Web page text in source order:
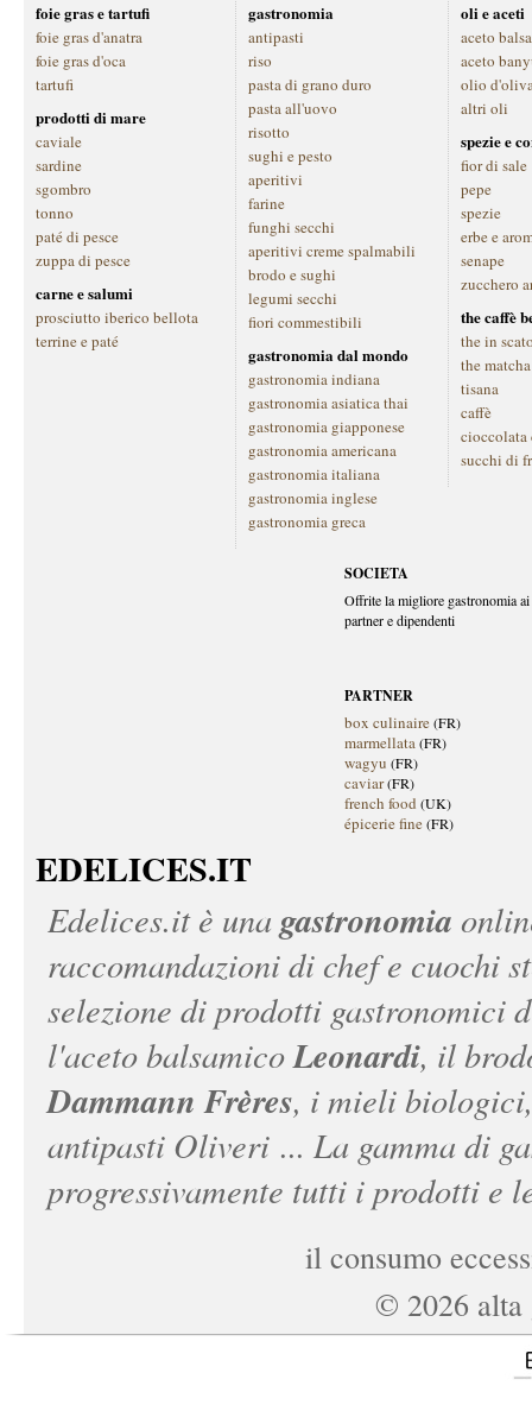
foie gras e tartufi
foie gras d'anatra
foie gras d'oca
tartufi
prodotti di mare
caviale
sardine
sgombro
tonno
paté di pesce
zuppa di pesce
carne e salumi
prosciutto iberico bellota
terrine e paté
gastronomia
antipasti
riso
pasta di grano duro
pasta all'uovo
risotto
sughi e pesto
aperitivi
farine
funghi secchi
aperitivi creme spalmabili
brodo e sughi
legumi secchi
fiori commestibili
gastronomia dal mondo
gastronomia indiana
gastronomia asiatica thai
gastronomia giapponese
gastronomia americana
gastronomia italiana
gastronomia inglese
gastronomia greca
oli e aceti
aceto
aceto
olio
altri oli
spezie e
fior di sale
pepe
spezie
erbe e
senape
zucchero
the caffè
the in
the matcha
tisana
caffè
cioccolata
succhi di
SOCIETA
Offrite la migliore gastronomia
partner e dipendenti
PARTNER
box culinaire(FR)
marmellata(FR)
wagyu (FR)
caviar(FR)
french food (UK)
épicerie fine(FR)
EDELICES.IT
Edelices.itè una gastronomia
raccomandazioni di chef e cuochi
selezione di prodotti gastronomici
l'aceto balsamicoLeonardi, il
Dammann Frères, i mieli
antipasti Oliveri ... La gamma di
progressivamente tutti i prodotti e
il consumo
© 2026